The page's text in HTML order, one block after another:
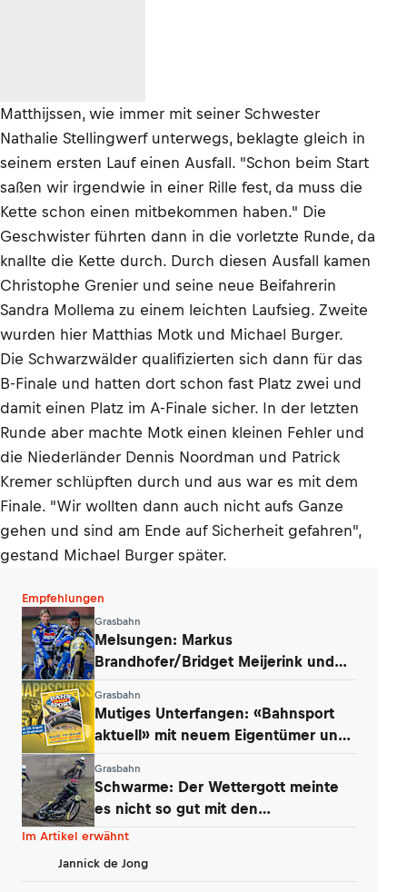
Matthijssen, wie immer mit seiner Schwester
Nathalie Stellingwerf unterwegs, beklagte gleich in
seinem ersten Lauf einen Ausfall. "Schon beim Start
saßen wir irgendwie in einer Rille fest, da muss die
Kette schon einen mitbekommen haben." Die
Geschwister führten dann in die vorletzte Runde, da
knallte die Kette durch. Durch diesen Ausfall kamen
Christophe Grenier und seine neue Beifahrerin
Sandra Mollema zu einem leichten Laufsieg. Zweite
wurden hier Matthias Motk und Michael Burger.
Die Schwarzwälder qualifizierten sich dann für das
B-Finale und hatten dort schon fast Platz zwei und
damit einen Platz im A-Finale sicher. In der letzten
Runde aber machte Motk einen kleinen Fehler und
die Niederländer Dennis Noordman und Patrick
Kremer schlüpften durch und aus war es mit dem
Finale. "Wir wollten dann auch nicht aufs Ganze
gehen und sind am Ende auf Sicherheit gefahren",
gestand Michael Burger später.
Empfehlungen
Grasbahn
Melsungen: Markus
Brandhofer/Bridget Meijerink und
Grasbahn
Mutiges Unterfangen: «Bahnsport
aktuell» mit neuem Eigentümer und
Grasbahn
Schwarme: Der Wettergott meinte
es nicht so gut mit den
Niedersachsen
Im Artikel erwähnt
Jannick de Jong